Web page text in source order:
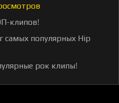
клипов!
самых популярных Hip
рок клипы!